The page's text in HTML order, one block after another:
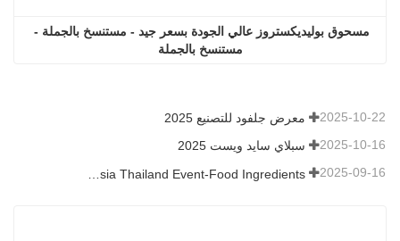
مستنسخ بالجملة
معرض جلفود للتصنيع 2025 2025-10-22
سبلاي سايد ويست 2025 2025-10-16
2025-09-16